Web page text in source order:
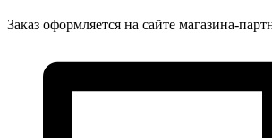
Заказ оформляется на сайте магазина-